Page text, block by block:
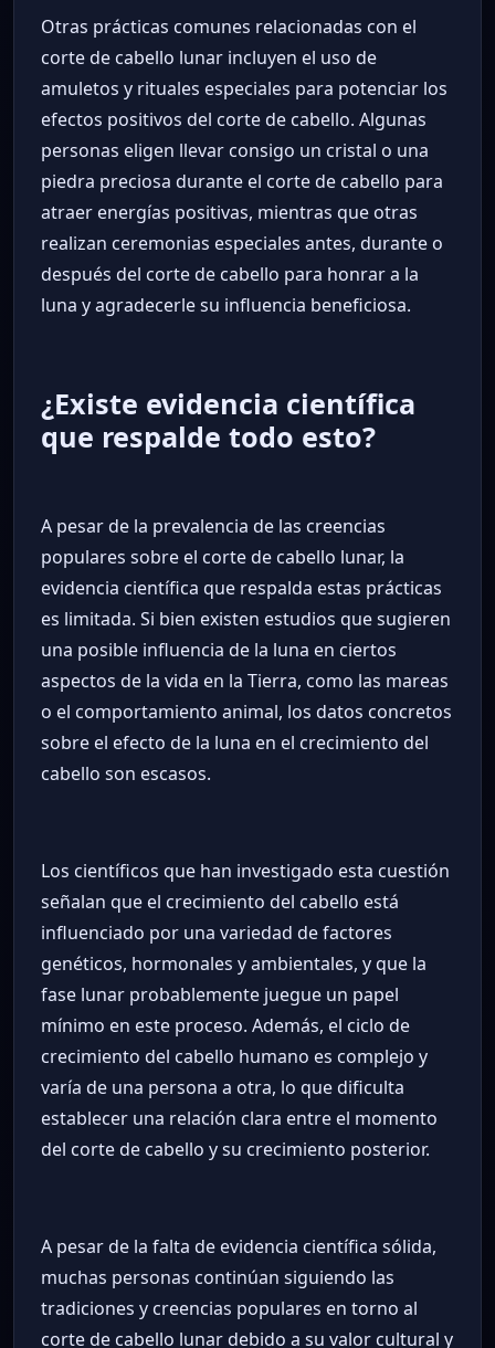
Otras prácticas comunes relacionadas con el
corte de cabello lunar incluyen el uso de
amuletos y rituales especiales para potenciar los
efectos positivos del corte de cabello. Algunas
personas eligen llevar consigo un cristal o una
piedra preciosa durante el corte de cabello para
atraer energías positivas, mientras que otras
realizan ceremonias especiales antes, durante o
después del corte de cabello para honrar a la
luna y agradecerle su influencia beneficiosa.
¿Existe evidencia científica
que respalde todo esto?
A pesar de la prevalencia de las creencias
populares sobre el corte de cabello lunar, la
evidencia científica que respalda estas prácticas
es limitada. Si bien existen estudios que sugieren
una posible influencia de la luna en ciertos
aspectos de la vida en la Tierra, como las mareas
o el comportamiento animal, los datos concretos
sobre el efecto de la luna en el crecimiento del
cabello son escasos.
Los científicos que han investigado esta cuestión
señalan que el crecimiento del cabello está
influenciado por una variedad de factores
genéticos, hormonales y ambientales, y que la
fase lunar probablemente juegue un papel
mínimo en este proceso. Además, el ciclo de
crecimiento del cabello humano es complejo y
varía de una persona a otra, lo que dificulta
establecer una relación clara entre el momento
del corte de cabello y su crecimiento posterior.
A pesar de la falta de evidencia científica sólida,
muchas personas continúan siguiendo las
tradiciones y creencias populares en torno al
corte de cabello lunar debido a su valor cultural y